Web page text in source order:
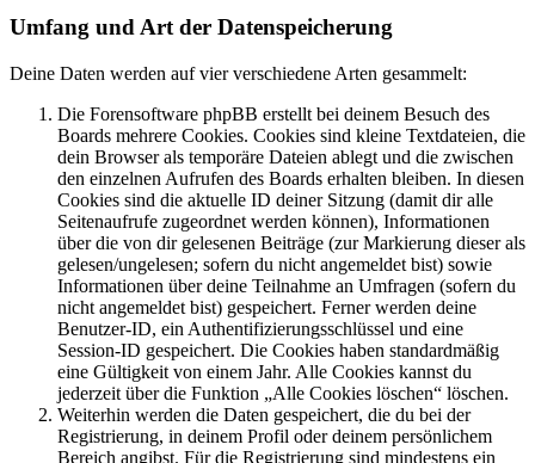
Umfang und Art der Datenspeicherung
Deine Daten werden auf vier verschiedene Arten gesammelt:
Die Forensoftware phpBB erstellt bei deinem Besuch des
Boards mehrere Cookies. Cookies sind kleine Textdateien, die
dein Browser als temporäre Dateien ablegt und die zwischen
den einzelnen Aufrufen des Boards erhalten bleiben. In diesen
Cookies sind die aktuelle ID deiner Sitzung (damit dir alle
Seitenaufrufe zugeordnet werden können), Informationen
über die von dir gelesenen Beiträge (zur Markierung dieser als
gelesen/ungelesen; sofern du nicht angemeldet bist) sowie
Informationen über deine Teilnahme an Umfragen (sofern du
nicht angemeldet bist) gespeichert. Ferner werden deine
Benutzer-ID, ein Authentifizierungsschlüssel und eine
Session-ID gespeichert. Die Cookies haben standardmäßig
eine Gültigkeit von einem Jahr. Alle Cookies kannst du
jederzeit über die Funktion „Alle Cookies löschen“ löschen.
Weiterhin werden die Daten gespeichert, die du bei der
Registrierung, in deinem Profil oder deinem persönlichem
Bereich angibst. Für die Registrierung sind mindestens ein